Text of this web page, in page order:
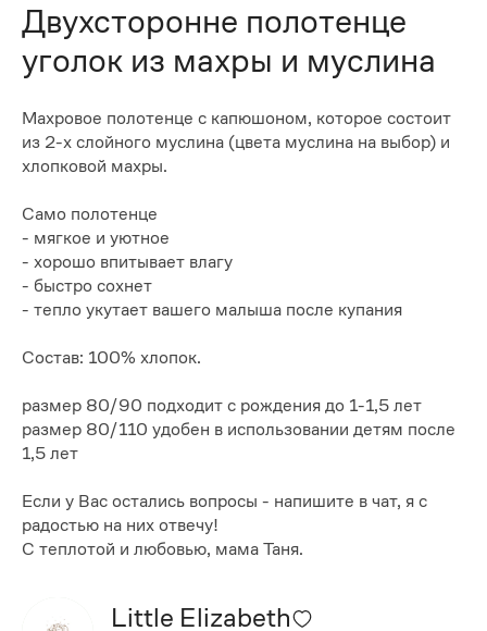
Двухсторонне полотенце
уголок из махры и муслина
Махровое полотенце с капюшоном, которое состоит
из 2-х слойного муслина (цвета муслина на выбор) и
хлопковой махры.
Само полотенце
- мягкое и уютное
- хорошо впитывает влагу
- быстро сохнет
- тепло укутает вашего малыша после купания
Состав: 100% хлопок.
размер 80/90 подходит с рождения до 1-1,5 лет
размер 80/110 удобен в использовании детям после
1,5 лет
Если у Вас остались вопросы - напишите в чат, я с
радостью на них отвечу!
С теплотой и любовью, мама Таня.
Little Elizabeth